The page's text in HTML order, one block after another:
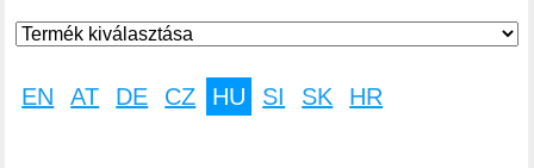
EN AT DE CZ HU SI SK HR